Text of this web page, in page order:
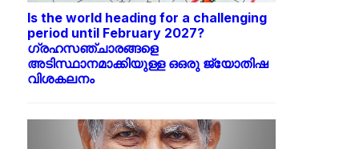
Is the world heading for a challenging
period until February 2027?
ഗ്രഹസഞ്ചാരങ്ങളെ
അടിസ്ഥാനമാക്കിയുള്ള ഒഒരു ജ്യോതിഷ
വിശകലനം